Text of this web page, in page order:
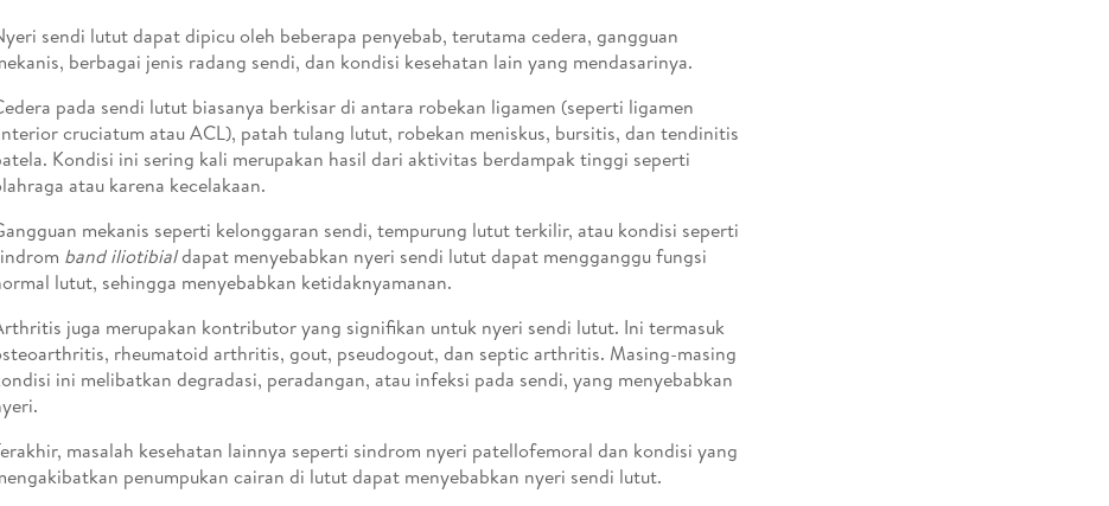
sendi lutut dapat dipicu oleh beberapa penyebab, terutama cedera, gangguan
berbagai jenis radang sendi, dan kondisi kesehatan lain yang mendasarinya.
pada sendi lutut biasanya berkisar di antara robekan ligamen (seperti ligamen
cruciatum atau ACL), patah tulang lutut, robekan meniskus, bursitis, dan tendinitis
Kondisi ini sering kali merupakan hasil dari aktivitas berdampak tinggi seperti
atau karena kecelakaan.
mekanis seperti kelonggaran sendi, tempurung lutut terkilir, atau kondisi seperti
band iliotibialdapat menyebabkan nyeri sendi lutut dapat mengganggu fungsi
lutut, sehingga menyebabkan ketidaknyamanan.
juga merupakan kontributor yang signifikan untuk nyeri sendi lutut. Ini termasuk
rheumatoid arthritis, gout, pseudogout, dan septic arthritis. Masing-masing
ini melibatkan degradasi, peradangan, atau infeksi pada sendi, yang menyebabkan
masalah kesehatan lainnya seperti sindrom nyeri patellofemoral dan kondisi yang
penumpukan cairan di lutut dapat menyebabkan nyeri sendi lutut.